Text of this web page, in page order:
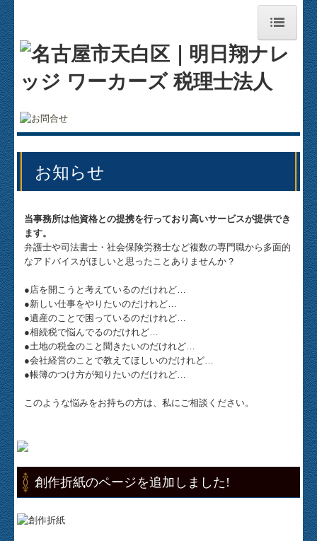
ホーム
明日翔ナレッジワーカーズ税理士法人
事務所紹介
経営理念
交通案内
セミナー案内
料金について
業務案内
経営革新等支援機関とは
お役立ち情報
補助金・助成金・融資情報
関与先向け融資商品ご紹介
お知らせ
当事務所は他資格との提携を行っており高いサービスが提供でき
ます。
弁護士や司法書士・社会保険労務士など複数の専門職から多面的
なアドバイスがほしいと思ったことありませんか？
●店を開こうと考えているのだけれど…
●新しい仕事をやりたいのだけれど…
●遺産のことで困っているのだけれど…
●相続税で悩んでるのだけれど…
●土地の税金のこと聞きたいのだけれど…
●会社経営のことで教えてほしいのだけれど…
●帳簿のつけ方が知りたいのだけれど…
このような悩みをお持ちの方は、私にご相談ください。
創作折紙のページを追加しました!